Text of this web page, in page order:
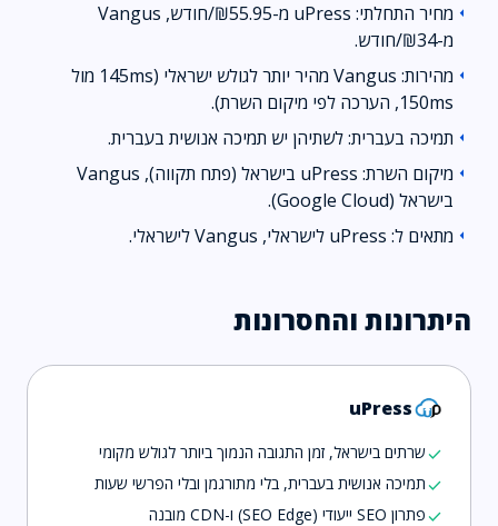
arrow_left
מחיר התחלתי: uPress מ-₪55.95/חודש, Vangus
מ-₪34/חודש.
arrow_left
מהירות: Vangus מהיר יותר לגולש ישראלי (145ms מול
150ms, הערכה לפי מיקום השרת).
arrow_left תמיכה בעברית: לשתיהן יש תמיכה אנושית בעברית.
arrow_left
מיקום השרת: uPress בישראל (פתח תקווה), Vangus
בישראל (Google Cloud).
arrow_left מתאים ל: uPress לישראלי, Vangus לישראלי.
היתרונות והחסרונות
uPress
checkשרתים בישראל, זמן התגובה הנמוך ביותר לגולש מקומי
checkתמיכה אנושית בעברית, בלי מתורגמן ובלי הפרשי שעות
checkפתרון SEO ייעודי (SEO Edge) ו-CDN מובנה